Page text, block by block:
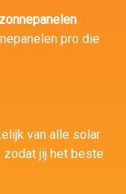
zonnepanelen
pro die
van alle solar
zodat jij het beste